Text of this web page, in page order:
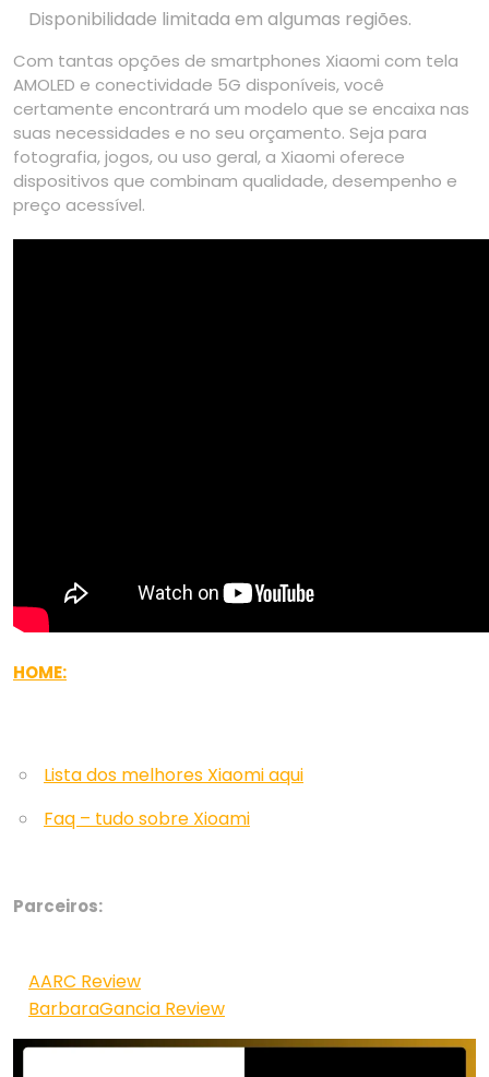
Disponibilidade limitada em algumas regiões.
Com tantas opções de smartphones Xiaomi com tela
AMOLED e conectividade 5G disponíveis, você
certamente encontrará um modelo que se encaixa nas
suas necessidades e no seu orçamento. Seja para
fotografia, jogos, ou uso geral, a Xiaomi oferece
dispositivos que combinam qualidade, desempenho e
preço acessível.
HOME:
Lista dos melhores Xiaomi aqui
Faq – tudo sobre Xioami
Parceiros:
AARC Review
BarbaraGancia Review